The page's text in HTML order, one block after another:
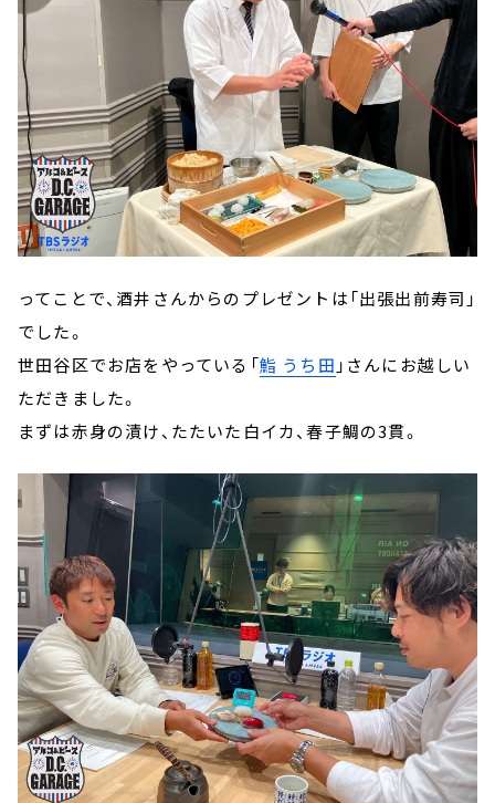
ってことで、酒井さんからのプレゼントは「出張出前寿司」
でした。
世田谷区でお店をやっている「鮨 うち田 」さんにお越しい
ただきました。
まずは赤身の漬け、たたいた白イカ、春子鯛の3貫。